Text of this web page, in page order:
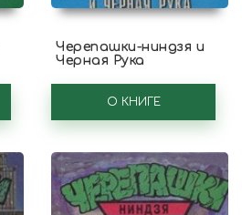
Черепашки-ниндзя и
Черная Рука
О КНИГЕ